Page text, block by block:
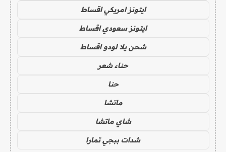
ايتونز امريكي اقساط
ايتونز سعودي اقساط
شحن يلا لودو اقساط
حناء شعر
حنا
ماتشا
شاي ماتشا
شدات ببجي تمارا